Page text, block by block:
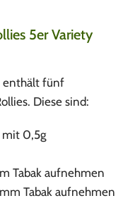
5er Variety
enthält fünf
Diese sind:
mit 0,5g
Tabak aufnehmen
Tabak aufnehmen